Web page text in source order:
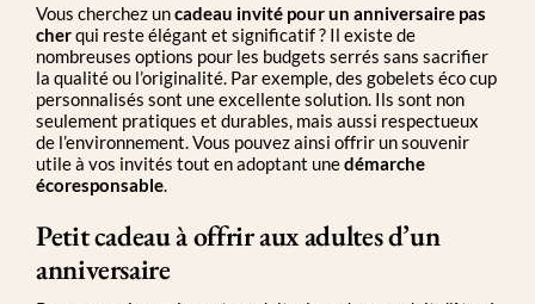
Vous cherchez uncadeau invité pour un anniversaire pas
cherqui reste élégant et significatif ? Il existe de
nombreuses options pour les budgets serrés sans sacrifier
la qualité ou l’originalité. Par exemple, des gobelets éco cup
personnalisés sont une excellente solution. Ils sont non
seulement pratiques et durables, mais aussi respectueux
de l’environnement. Vous pouvez ainsi offrir un souvenir
utile à vos invités tout en adoptant unedémarche
écoresponsable.
Petit cadeau à offrir aux adultes d’un
anniversaire